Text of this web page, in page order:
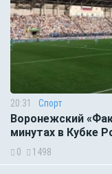
20:31 Спорт
Воронежский
минутах в Кубке
0 1498